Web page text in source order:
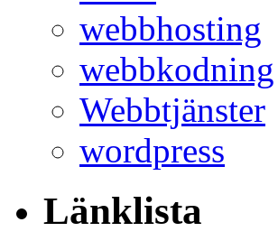
webbhosting
webbkodning
Webbtjänster
wordpress
Länklista